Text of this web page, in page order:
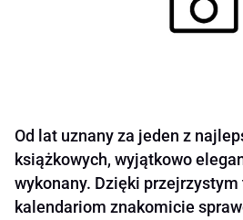
Od lat uznany za jeden z
książkowych, wyjątkowo
wykonany. Dzięki
kalendariom znakomicie